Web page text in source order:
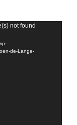
not found
de-Lange-